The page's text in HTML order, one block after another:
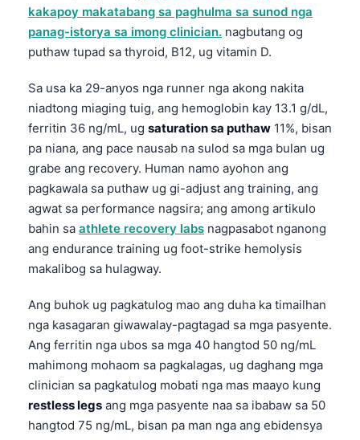
kakapoy makatabang sa paghulma sa sunod nga
panag-istorya sa imong clinician. nagbutang og
puthaw tupad sa thyroid, B12, ug vitamin D.
Sa usa ka 29-anyos nga runner nga akong nakita
niadtong miaging tuig, ang hemoglobin kay 13.1 g/dL,
ferritin 36 ng/mL, ug saturation sa puthaw 11%, bisan
pa niana, ang pace nausab na sulod sa mga bulan ug
grabe ang recovery. Human namo ayohon ang
pagkawala sa puthaw ug gi-adjust ang training, ang
agwat sa performance nagsira; ang among artikulo
bahin sa athlete recovery labs nagpasabot nganong
ang endurance training ug foot-strike hemolysis
makalibog sa hulagway.
Ang buhok ug pagkatulog mao ang duha ka timailhan
nga kasagaran giwawalay-pagtagad sa mga pasyente.
Ang ferritin nga ubos sa mga 40 hangtod 50 ng/mL
mahimong mohaom sa pagkalagas, ug daghang mga
clinician sa pagkatulog mobati nga mas maayo kung
restless legs ang mga pasyente naa sa ibabaw sa 50
hangtod 75 ng/mL, bisan pa man nga ang ebidensya